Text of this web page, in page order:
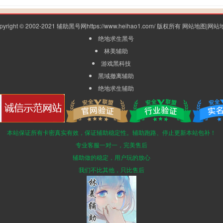
© 2002-2021 辅助黑号网https://www.heihao1.com/ 版权所有 网站地图|网站
绝地求生黑号
林美辅助
游戏黑科技
黑域撤离辅助
绝地求生辅助
本站保证所有卡密真实有效，保证辅助稳定性。辅助跑路、停止更新本站包补！
专业客服一对一，完美售后
辅助做的稳定，用户玩的放心
我们不比其他，只比售后